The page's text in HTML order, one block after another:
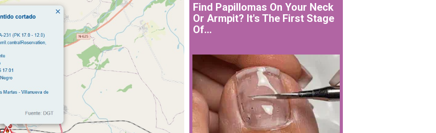
Find Papillomas On Your Neck
Or Armpit? It's The First Stage
Of...